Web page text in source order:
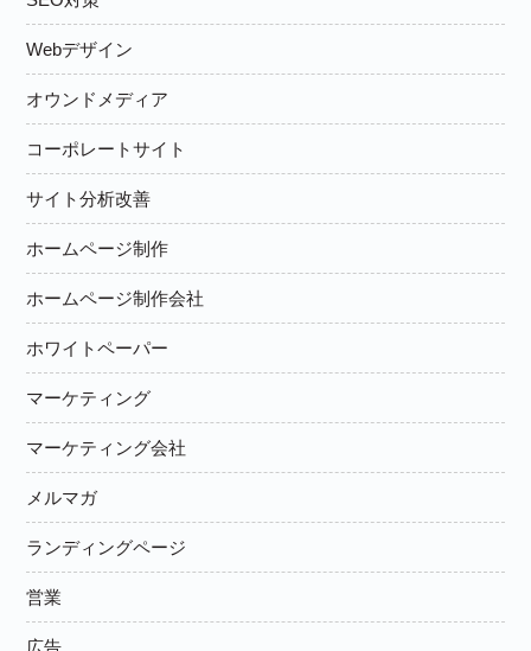
Webデザイン
オウンドメディア
コーポレートサイト
サイト分析改善
ホームページ制作
ホームページ制作会社
ホワイトペーパー
マーケティング
マーケティング会社
メルマガ
ランディングページ
営業
広告